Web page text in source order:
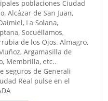
poblaciones Ciudad
Alcázar de San Juan,
La Solana,
Socuéllamos,
de los Ojos, Almagro,
Argamasilla de
Membrilla, etc..
seguros de Generali
Real pulse en el